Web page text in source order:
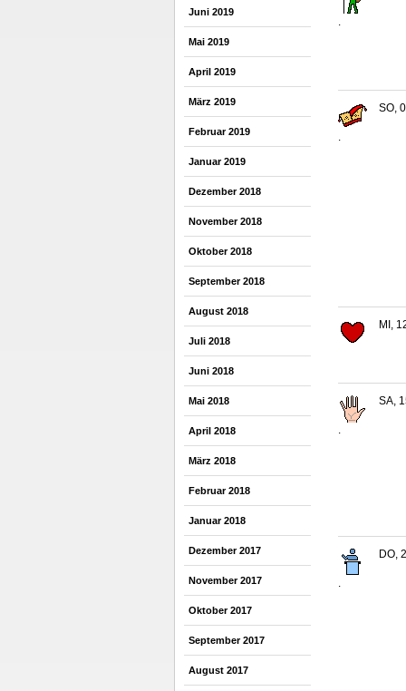
Juni 2019
Mai 2019
April 2019
März 2019
Februar 2019
Januar 2019
Dezember 2018
November 2018
Oktober 2018
September 2018
August 2018
Juli 2018
Juni 2018
Mai 2018
April 2018
März 2018
Februar 2018
Januar 2018
Dezember 2017
November 2017
Oktober 2017
September 2017
August 2017
.
SO,
MI,
.
SA,
.
DO,